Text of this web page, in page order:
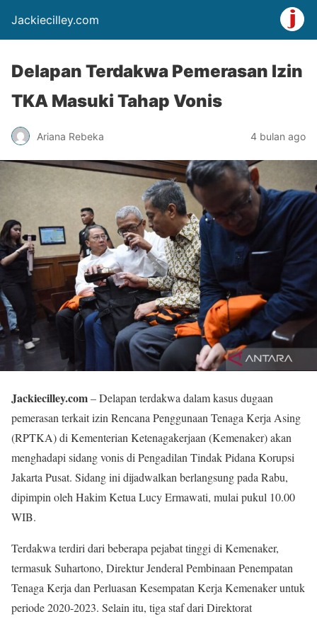
Jackiecilley.com
Delapan Terdakwa Pemerasan Izin
TKA Masuki Tahap Vonis
Ariana Rebeka 4 bulan ago
Jackiecilley.com– Delapan terdakwa dalam kasus dugaan
pemerasan terkait izin Rencana Penggunaan Tenaga Kerja Asing
(RPTKA) di Kementerian Ketenagakerjaan (Kemenaker) akan
menghadapi sidang vonis di Pengadilan Tindak Pidana Korupsi
Jakarta Pusat. Sidang ini dijadwalkan berlangsung pada Rabu,
dipimpin oleh Hakim Ketua Lucy Ermawati, mulai pukul 10.00
WIB.
Terdakwa terdiri dari beberapa pejabat tinggi di Kemenaker,
termasuk Suhartono, Direktur Jenderal Pembinaan Penempatan
Tenaga Kerja dan Perluasan Kesempatan Kerja Kemenaker untuk
periode 2020-2023. Selain itu, tiga staf dari Direktorat